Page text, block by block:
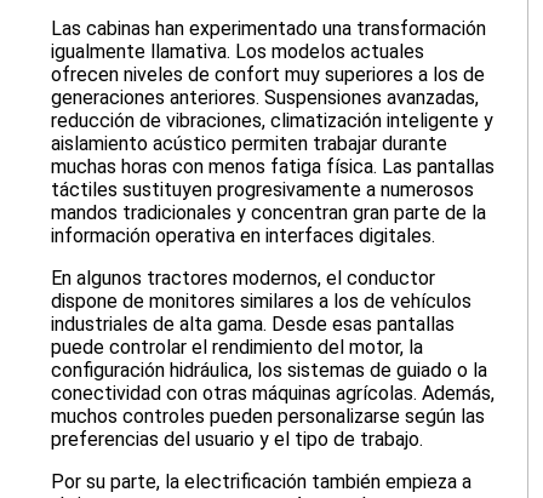
Las cabinas han experimentado una transformación
igualmente llamativa. Los modelos actuales
ofrecen niveles de confort muy superiores a los de
generaciones anteriores. Suspensiones avanzadas,
reducción de vibraciones, climatización inteligente y
aislamiento acústico permiten trabajar durante
muchas horas con menos fatiga física. Las pantallas
táctiles sustituyen progresivamente a numerosos
mandos tradicionales y concentran gran parte de la
información operativa en interfaces digitales.
En algunos tractores modernos, el conductor
dispone de monitores similares a los de vehículos
industriales de alta gama. Desde esas pantallas
puede controlar el rendimiento del motor, la
configuración hidráulica, los sistemas de guiado o la
conectividad con otras máquinas agrícolas. Además,
muchos controles pueden personalizarse según las
preferencias del usuario y el tipo de trabajo.
Por su parte, la electrificación también empieza a